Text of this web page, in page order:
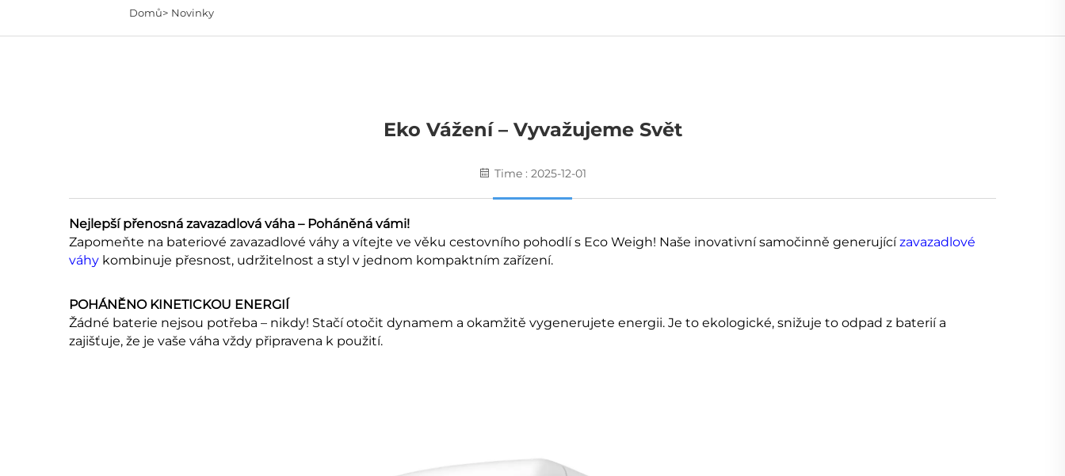
Domů> Novinky
Eko Vážení – Vyvažujeme Svět
Time : 2025-12-01
Nejlepší přenosná zavazadlová váha – Poháněná vámi!
Zapomeňte na bateriové zavazadlové váhy a vítejte ve věku cestovního pohodlí s Eco Weigh! Naše inovativní samočinně generujícízavazadlové
váhy kombinuje přesnost, udržitelnost a styl v jednom kompaktním zařízení.
POHÁNĚNO KINETICKOU ENERGIÍ
Žádné baterie nejsou potřeba – nikdy! Stačí otočit dynamem a okamžitě vygenerujete energii. Je to ekologické, snižuje to odpad z baterií a
zajišťuje, že je vaše váha vždy připravena k použití.